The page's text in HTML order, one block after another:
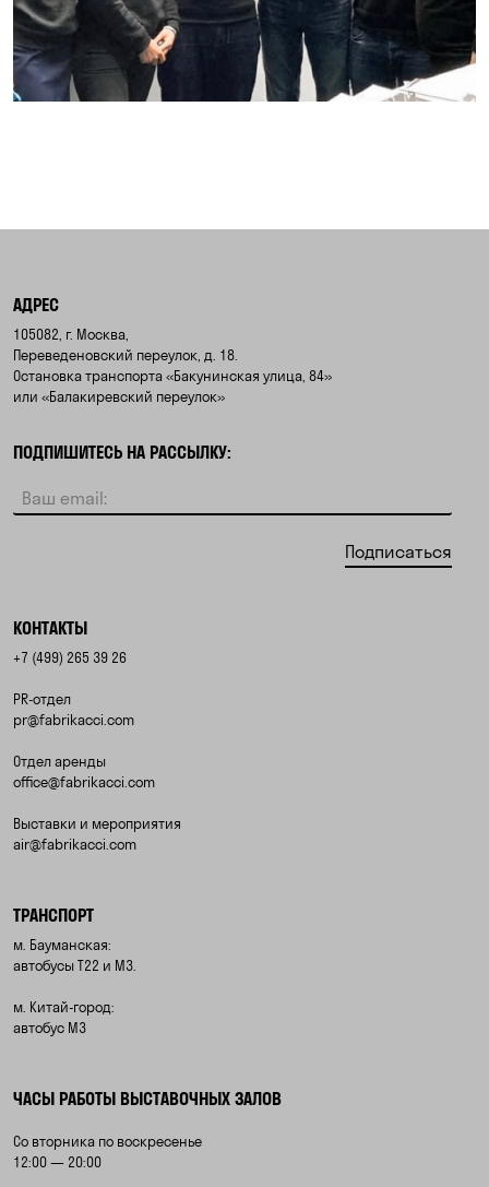
АДРЕС
105082, г. Москва,
Переведеновский переулок, д. 18.
Остановка транспорта «Бакунинская улица, 84»
или «Балакиревский переулок»
ПОДПИШИТЕСЬ НА РАССЫЛКУ:
Подписаться
КОНТАКТЫ
+7 (499) 265 39 26
PR-отдел
pr@fabrikacci.com
Отдел аренды
office@fabrikacci.com
Выставки и мероприятия
air@fabrikacci.com
ТРАНСПОРТ
м. Бауманская:
автобусы Т22 и М3.
м. Китай-город:
автобус М3
ЧАСЫ РАБОТЫ ВЫСТАВОЧНЫХ ЗАЛОВ
Со вторника по воскресенье
12:00 — 20:00